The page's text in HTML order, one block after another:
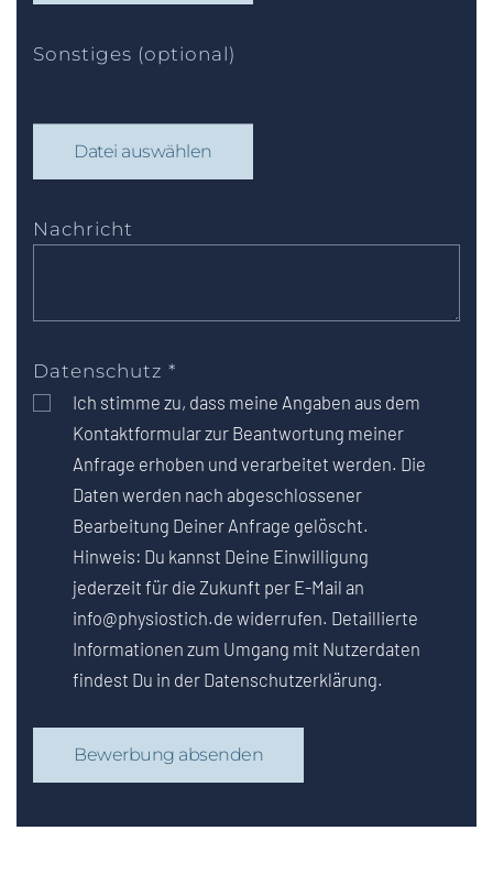
Sonstiges (optional)
Datei auswählen
Nachricht
Datenschutz *
Ich stimme zu, dass meine Angaben aus dem
Kontaktformular zur Beantwortung meiner
Anfrage erhoben und verarbeitet werden. Die
Daten werden nach abgeschlossener
Bearbeitung Deiner Anfrage gelöscht.
Hinweis: Du kannst Deine Einwilligung
jederzeit für die Zukunft per E-Mail an
info@physiostich.de widerrufen. Detaillierte
Informationen zum Umgang mit Nutzerdaten
findest Du in der Datenschutzerklärung.
Bewerbung absenden